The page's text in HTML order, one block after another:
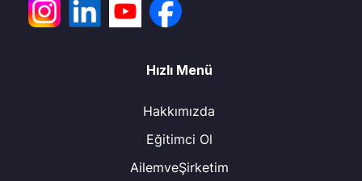
Hızlı Menü
Hakkımızda
Eğitimci Ol
AilemveŞirketim